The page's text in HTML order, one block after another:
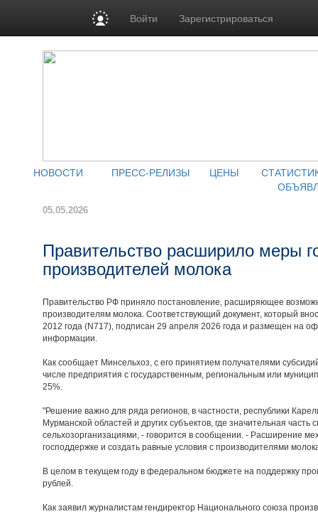
Войти Зарегистрироваться
НОВОСТИ ПРЕСС-РЕЛИЗЫ ЦЕНЫ
05.05.2026
Правительство расширило меры
производителей молока
Правительство РФ приняло постановление, расширяющее
производителям молока. Соответствующий документ, который
2012 года (N717), подписан 29 апреля 2026 года и размещен на
информации.
Как сообщает Минсельхоз, с его принятием получателями
числе предприятия с государственным, региональным или
25%.
"Решение важно для ряда регионов, в частности, республики
Мурманской областей и других субъектов, где значительная
сельхозорганизациями, - говорится в сообщении. - Расширение
господдержке и создать равные условия с производителями
В целом в текущем году в федеральном бюджете на поддержку
рублей.
Как заявил журналистам гендиректор Национального союза